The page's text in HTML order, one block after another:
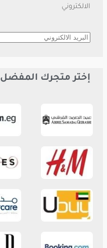
الالكتروني
إختر متجرك المفضل